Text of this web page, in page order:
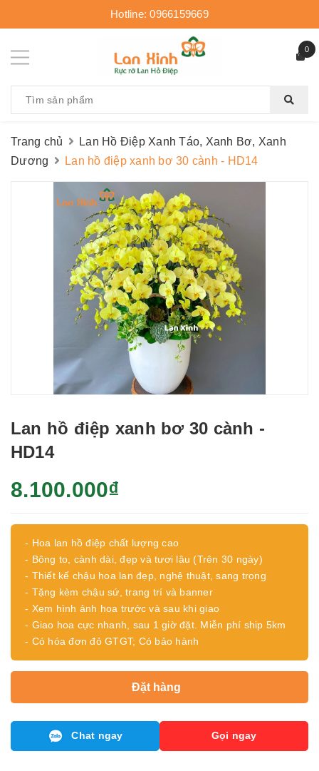
Hotline:0966159669
0
Trang chủ
Lan Hồ Điệp Xanh Táo, Xanh Bơ, Xanh
Dương
Lan hồ điệp xanh bơ 30 cành - HD14
Lan hồ điệp xanh bơ 30 cành -
HD14
8.100.000₫
- Hoa lan hồ điệp chất lượng cao
- Bông to, cành dài, đẹp và tươi lâu (Trên 30 ngày)
- Thiết kế chậu hoa lan đẹp, nghệ thuật, sang trọng
- Tặng kèm chậu sứ, trang trí và banner
- Xem hình ảnh hoa trước và sau khi giao
- Giao hoa cực nhanh, sau 1 giờ đặt. Miễn phí ship 5km
- Có hóa đơn đỏ GTGT; Có bảo hành
Đặt hàng
Chat ngay Gọi ngay